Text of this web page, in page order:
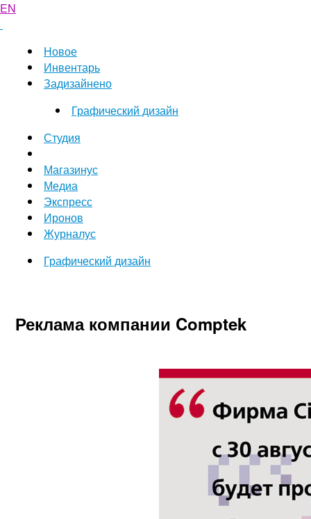
EN
Новое
Инвентарь
Задизайнено
Графический дизайн
Студия
Магазинус
Медиа
Экспресс
Иронов
Журналус
Графический дизайн
Реклама компании Comptek